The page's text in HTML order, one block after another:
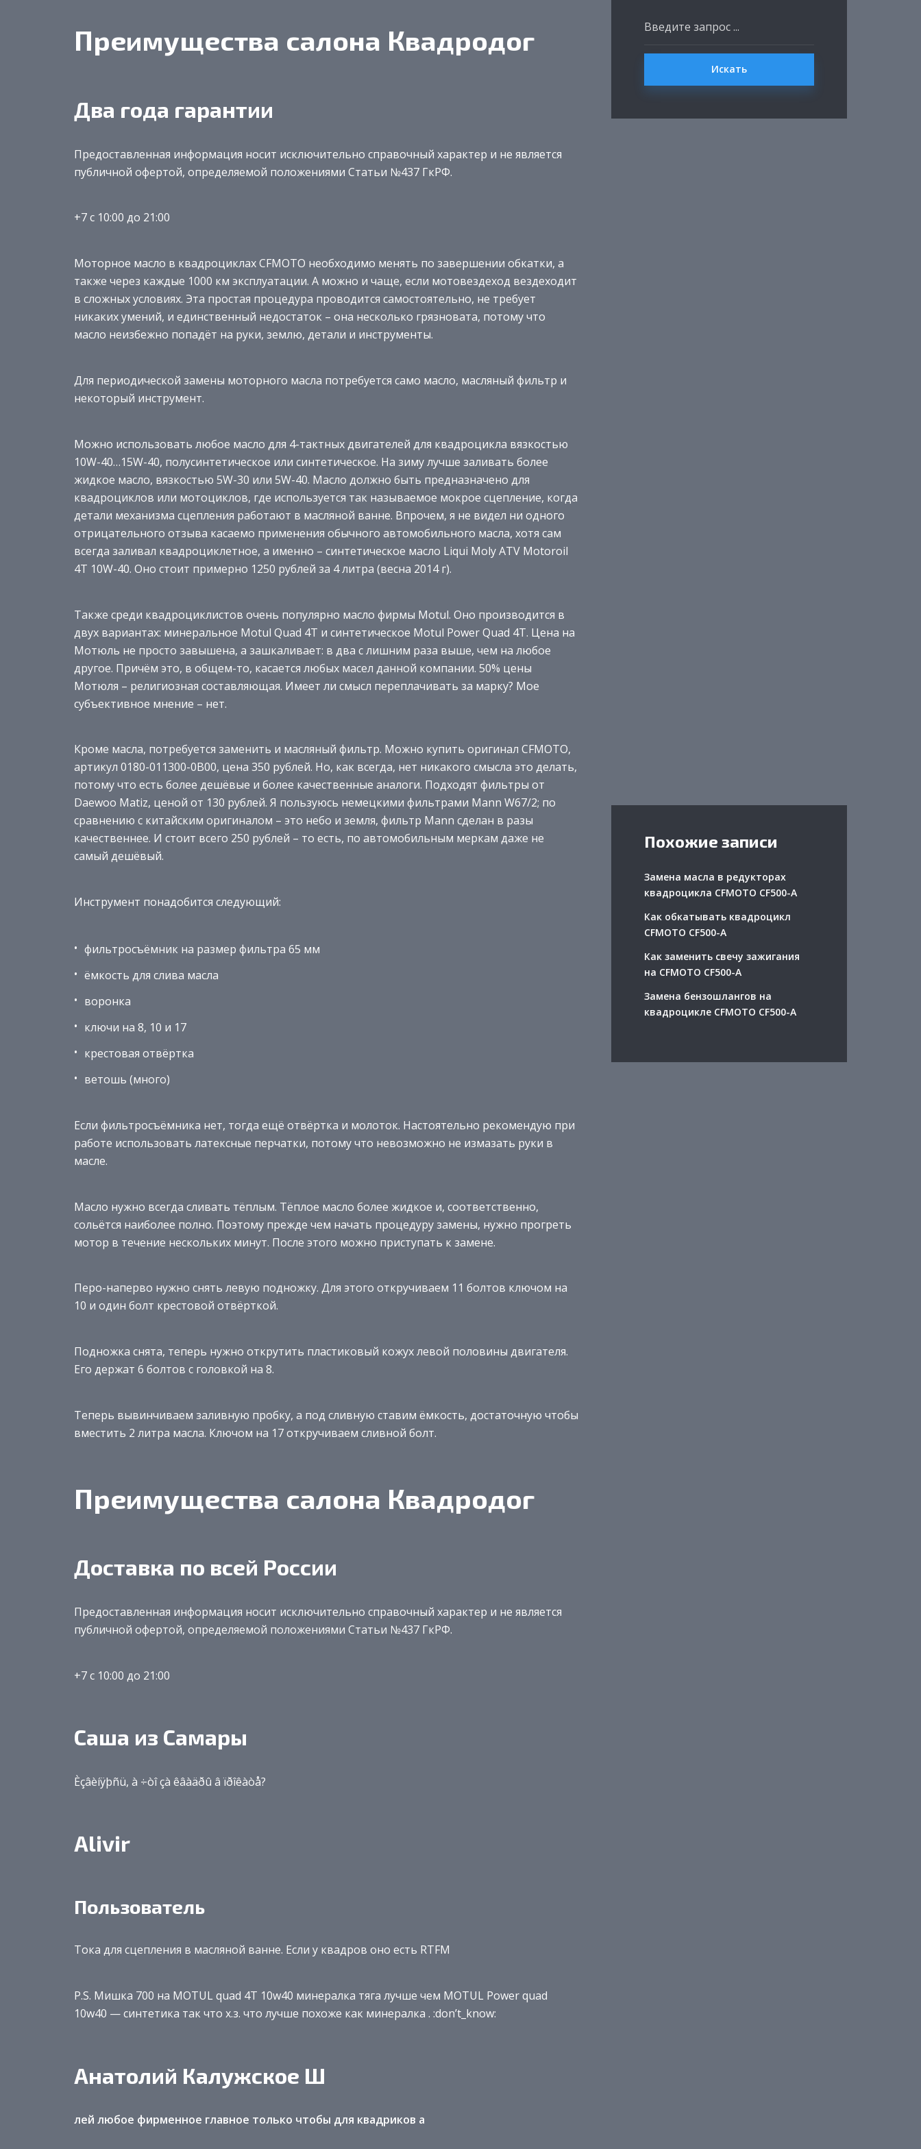
Преимущества салона Квадродог
Два года гарантии
Предоставленная информация носит исключительно справочный характер и не является
публичной офертой, определяемой положениями Статьи №437 ГкРФ.
+7 с 10:00 до 21:00
Моторное масло в квадроциклах CFMOTO необходимо менять по завершении обкатки, а
также через каждые 1000 км эксплуатации. А можно и чаще, если мотовездеход вездеходит
в сложных условиях. Эта простая процедура проводится самостоятельно, не требует
никаких умений, и единственный недостаток – она несколько грязновата, потому что
масло неизбежно попадёт на руки, землю, детали и инструменты.
Для периодической замены моторного масла потребуется само масло, масляный фильтр и
некоторый инструмент.
Можно использовать любое масло для 4-тактных двигателей для квадроцикла вязкостью
10W-40…15W-40, полусинтетическое или синтетическое. На зиму лучше заливать более
жидкое масло, вязкостью 5W-30 или 5W-40. Масло должно быть предназначено для
квадроциклов или мотоциклов, где используется так называемое мокрое сцепление, когда
детали механизма сцепления работают в масляной ванне. Впрочем, я не видел ни одного
отрицательного отзыва касаемо применения обычного автомобильного масла, хотя сам
всегда заливал квадроциклетное, а именно – синтетическое масло Liqui Moly ATV Motoroil
4T 10W-40. Оно стоит примерно 1250 рублей за 4 литра (весна 2014 г).
Также среди квадроциклистов очень популярно масло фирмы Motul. Оно производится в
двух вариантах: минеральное Motul Quad 4T и синтетическое Motul Power Quad 4T. Цена на
Мотюль не просто завышена, а зашкаливает: в два с лишним раза выше, чем на любое
другое. Причём это, в общем-то, касается любых масел данной компании. 50% цены
Мотюля – религиозная составляющая. Имеет ли смысл переплачивать за марку? Мое
субъективное мнение – нет.
Кроме масла, потребуется заменить и масляный фильтр. Можно купить оригинал CFMOTO,
артикул 0180-011300-0B00, цена 350 рублей. Но, как всегда, нет никакого смысла это делать,
потому что есть более дешёвые и более качественные аналоги. Подходят фильтры от
Daewoo Matiz, ценой от 130 рублей. Я пользуюсь немецкими фильтрами Mann W67/2; по
сравнению с китайским оригиналом – это небо и земля, фильтр Mann сделан в разы
качественнее. И стоит всего 250 рублей – то есть, по автомобильным меркам даже не
самый дешёвый.
Инструмент понадобится следующий:
фильтросъёмник на размер фильтра 65 мм
ёмкость для слива масла
воронка
ключи на 8, 10 и 17
крестовая отвёртка
ветошь (много)
Если фильтросъёмника нет, тогда ещё отвёртка и молоток. Настоятельно рекомендую при
работе использовать латексные перчатки, потому что невозможно не измазать руки в
масле.
Масло нужно всегда сливать тёплым. Тёплое масло более жидкое и, соответственно,
сольётся наиболее полно. Поэтому прежде чем начать процедуру замены, нужно прогреть
мотор в течение нескольких минут. После этого можно приступать к замене.
Перо-наперво нужно снять левую подножку. Для этого откручиваем 11 болтов ключом на
10 и один болт крестовой отвёрткой.
Подножка снята, теперь нужно открутить пластиковый кожух левой половины двигателя.
Его держат 6 болтов с головкой на 8.
Теперь вывинчиваем заливную пробку, а под сливную ставим ёмкость, достаточную чтобы
вместить 2 литра масла. Ключом на 17 откручиваем сливной болт.
Преимущества салона Квадродог
Доставка по всей России
Предоставленная информация носит исключительно справочный характер и не является
публичной офертой, определяемой положениями Статьи №437 ГкРФ.
+7 с 10:00 до 21:00
Саша из Самары
Èçâèíÿþñü, à ÷òî çà êâàäðû â ïðîêàòå?
Alivir
Пользователь
Тока для сцепления в масляной ванне. Если у квадров оно есть RTFM
P.S. Мишка 700 на MOTUL quad 4T 10w40 минералка тяга лучше чем MOTUL Power quad
10w40 — синтетика так что х.з. что лучше похоже как минералка . :don’t_know:
Анатолий Калужское Ш
лей любое фирменное главное только чтобы для квадриков а
Искать
Похожие записи
Замена масла в редукторах
квадроцикла CFMOTO CF500-A
Как обкатывать квадроцикл
CFMOTO CF500-A
Как заменить свечу зажигания
на CFMOTO CF500-A
Замена бензошлангов на
квадроцикле CFMOTO CF500-A